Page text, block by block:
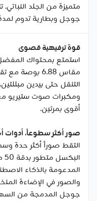
متميزة من الجلد
جوجل وبطارية تدوم لمدة 2 يوم القيام بالمزيد
قوة ترفيهية قصوى
استمتع بمحتواك
مقاس 6.88
ومكبرات صوت ستيريو
أقوى بمرتين.
صور أكثر سطوعاً، أدوات
التقط صوراً أكثر حدة
المدعومة بالذكاء
والصور في الإضاءة
جوجل المدمجة من